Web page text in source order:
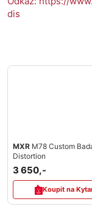
dis
MXR M78 Custom
Distortion
3 650,-
Koupit na